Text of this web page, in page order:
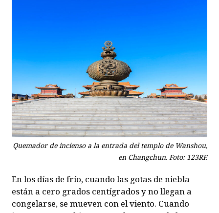
Quemador de incienso a la entrada del templo de Wanshou,
en Changchun. Foto: 123RF.
En los días de frío, cuando las gotas de niebla
están a cero grados centígrados y no llegan a
congelarse, se mueven con el viento. Cuando